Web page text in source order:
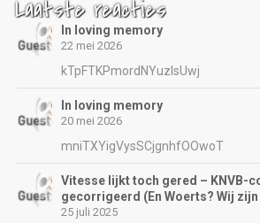
Laatste reacties
In loving memory
22 mei 2026
kTpFTKPmordNYuzIsUwj
In loving memory
20 mei 2026
mniTXYigVysSCjgnhfOOwoT
Vitesse lijkt toch gered – KNVB-
gecorrigeerd (En Woerts? Wij zijn
25 juli 2025